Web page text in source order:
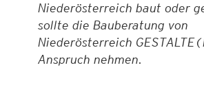
Niederösterreich baut oder
sollte die Bauberatung von
Niederösterreich
Anspruch nehmen.